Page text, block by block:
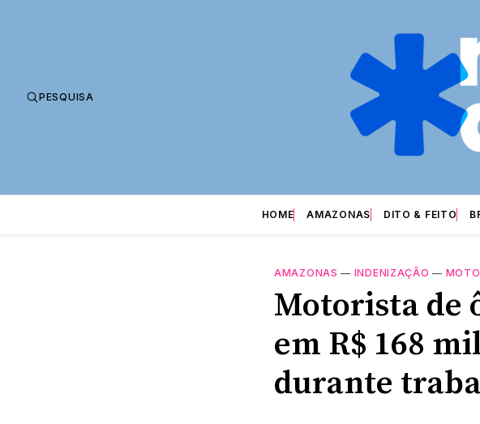
PESQUISA
HOME AMAZONAS DITO & FEITO
AMAZONAS — INDENIZAÇÃO —
Motorista de
em R$ 168
durante